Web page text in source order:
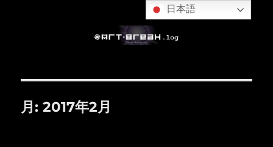
月:2017年2月
日本語